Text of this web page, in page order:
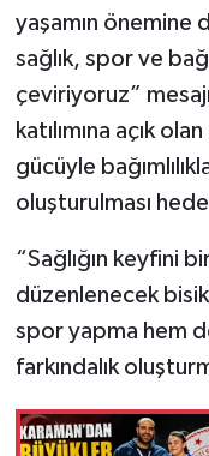
yaşamın önemine
sağlık, spor ve
çeviriyoruz”
katılımına açık
gücüyle
oluşturulması
“Sağlığın keyfini
düzenlenecek
spor yapma hem
farkındalık